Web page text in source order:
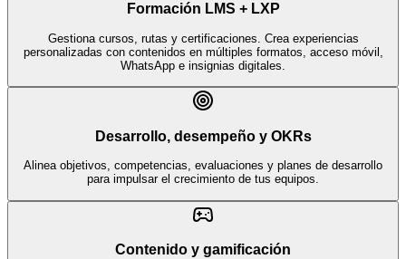
Formación LMS + LXP
Gestiona cursos, rutas y certificaciones. Crea experiencias
personalizadas con contenidos en múltiples formatos, acceso móvil,
WhatsApp e insignias digitales.
Desarrollo, desempeño y OKRs
Alinea objetivos, competencias, evaluaciones y planes de desarrollo
para impulsar el crecimiento de tus equipos.
Contenido y gamificación